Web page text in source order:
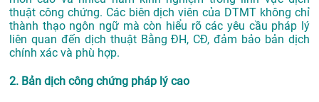
thuật công chứng. Các biên dịch viên của DTMT không chỉ
thành thạo ngôn ngữ mà còn hiểu rõ các yêu cầu pháp lý
liên quan đến dịch thuật Bằng ĐH, CĐ, đảm bảo bản dịch
chính xác và phù hợp.
2. Bản dịch công chứng pháp lý cao